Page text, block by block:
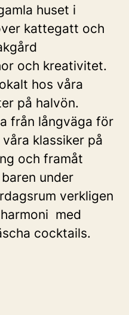
huset i
kattegatt och
och kreativitet.
hos våra
på halvön.
från långväga för
klassiker på
och framåt
under
verkligen
med
cocktails.